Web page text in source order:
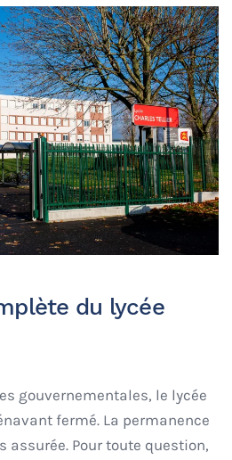
du lycée
gouvernementales, le lycée
fermé. La permanence
assurée. Pour toute question,